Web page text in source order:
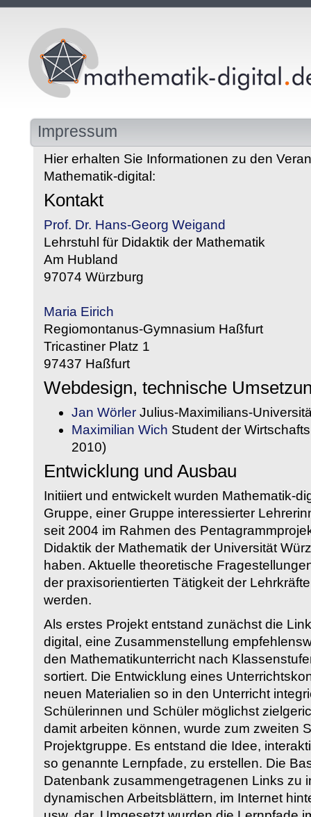
Impressum
Hier erhalten Sie Informationen zu den
Mathematik-digital:
Kontakt
Prof. Dr. Hans-Georg Weigand
Lehrstuhl für Didaktik der Mathematik
Am Hubland
97074 Würzburg
Maria Eirich
Regiomontanus-Gymnasium Haßfurt
Tricastiner Platz 1
97437 Haßfurt
Webdesign, technische
Jan Wörler Julius-Maximilians-
Maximilian Wich Student der
2010)
Entwicklung und Ausbau
Initiiert und entwickelt wurden Mathematik-
Gruppe, einer Gruppe interessierter
seit 2004 im Rahmen des
Didaktik der Mathematik der Universität
haben. Aktuelle theoretische
der praxisorientierten Tätigkeit der
werden.
Als erstes Projekt entstand zunächst die
digital, eine Zusammenstellung
den Mathematikunterricht nach
sortiert. Die Entwicklung eines
neuen Materialien so in den Unterricht
Schülerinnen und Schüler möglichst
damit arbeiten können, wurde zum zweiten
Projektgruppe. Es entstand die Idee,
so genannte Lernpfade, zu erstellen. Die
Datenbank zusammengetragenen Links zu
dynamischen Arbeitsblättern, im Internet